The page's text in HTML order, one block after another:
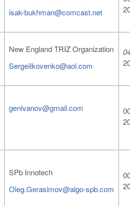
isak-bukhman@comcast.net
New England TRIZ Organization
SergeiIkovenko@aol.com
genivanov@gmail.com
SPb Innotech
Oleg.Gerasimov@algo-spb.com